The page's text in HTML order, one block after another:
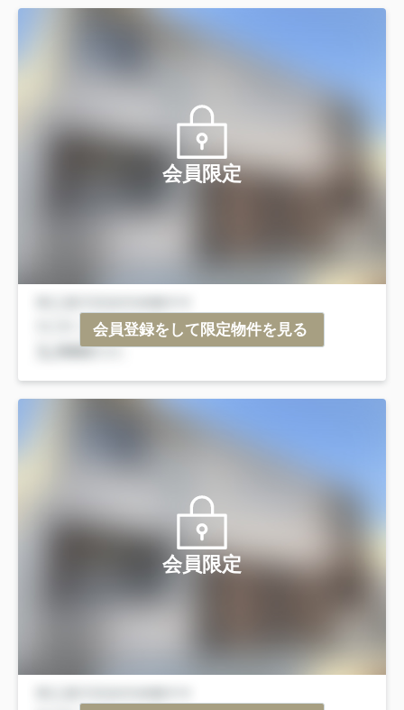
会員限定
会員登録をして限定物件を見る
会員限定